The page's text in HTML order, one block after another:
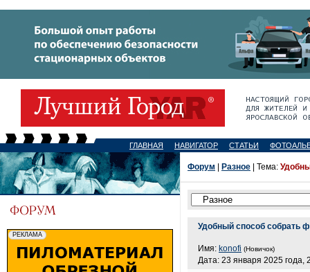
ГЛАВНАЯ НАВИГАТОР СТАТЬИ
Форум Разное | Тема:
Удобный способ собрать
Имя: konofi (Новичок)
Дата: 23 января 2025 года,